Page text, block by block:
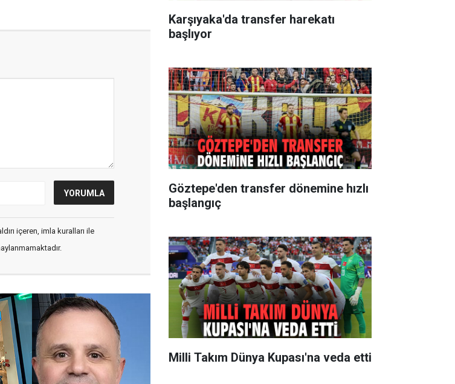
içeren, imla kuralları ile
Karşıyaka'da transfer harekatı
başlıyor
Göztepe'den transfer dönemine hızlı
başlangıç
Milli Takım Dünya Kupası'na veda etti